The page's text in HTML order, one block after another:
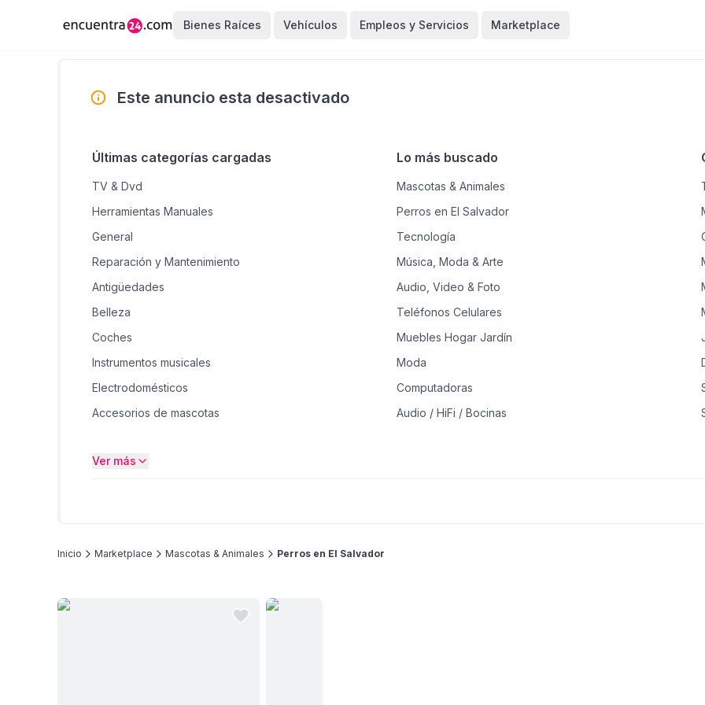
Bienes Raíces Vehículos Empleos y Servicios Marketplace
Este anuncio esta desactivado
Últimas categorías cargadas
TV & Dvd
Herramientas Manuales
General
Reparación y Mantenimiento
Antigüedades
Belleza
Coches
Instrumentos musicales
Electrodomésticos
Accesorios de mascotas
Bicicletas
Lo más buscado
Mascotas & Animales
Perros en El Salvador
Tecnología
Música, Moda & Arte
Audio, Video & Foto
Teléfonos Celulares
Muebles Hogar Jardín
Moda
Computadoras
Audio / HiFi / Bocinas
Ver más
Inicio Marketplace Mascotas & Animales Perros en El Salvador